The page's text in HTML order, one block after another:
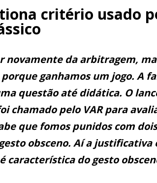
critério usado
novamente da arbitragem,
ganhamos um jogo. A
questão até didática. O
chamado pelo VAR para
que fomos punidos com
obsceno. Aí a justificativa
característica do gesto